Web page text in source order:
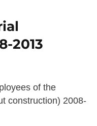
2013
of the
construction) 2008-